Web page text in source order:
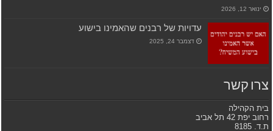
ינואר 12, 2026
עדויות של רבנים שהאמינו בישוע
דצמבר 24, 2025
צרו קשר
בית הקהילה
רחוב יפת 42 תל אביב
ת.ד. 8185